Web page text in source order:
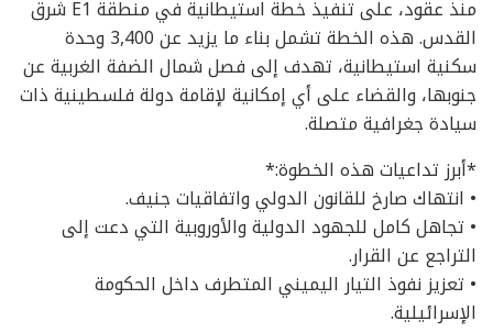
منذ عقود، على تنفيذ خطة استيطانية في منطقة E1 شرق
القدس. هذه الخطة تشمل بناء ما يزيد عن 3,400 وحدة
سكنية استيطانية، تهدف إلى فصل شمال الضفة الغربية عن
جنوبها، والقضاء على أي إمكانية لإقامة دولة فلسطينية ذات
سيادة جغرافية متصلة.
*أبرز تداعيات هذه الخطوة:*
• انتهاك صارخ للقانون الدولي واتفاقيات جنيف.
• تجاهل كامل للجهود الدولية والأوروبية التي دعت إلى
التراجع عن القرار.
• تعزيز نفوذ التيار اليميني المتطرف داخل الحكومة
الإسرائيلية.